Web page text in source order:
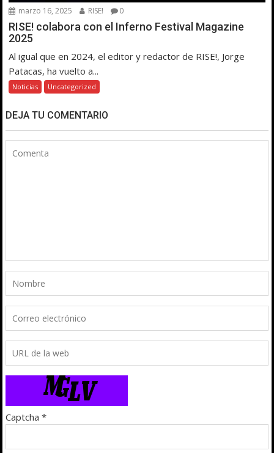
marzo 16, 2025 RISE! 0
RISE! colabora con el Inferno Festival Magazine
2025
Al igual que en 2024, el editor y redactor de RISE!, Jorge
Patacas, ha vuelto a...
Noticias Uncategorized
DEJA TU COMENTARIO
Captcha *